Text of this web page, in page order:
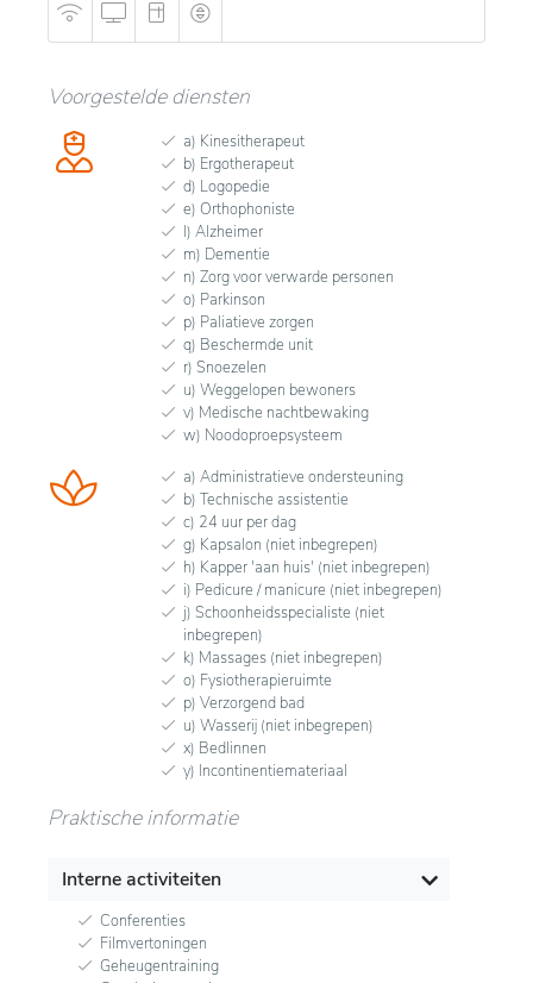
Voorgestelde diensten
a) Kinesitherapeut
b) Ergotherapeut
d) Logopedie
e) Orthophoniste
l) Alzheimer
m) Dementie
n) Zorg voor verwarde personen
o) Parkinson
p) Paliatieve zorgen
q) Beschermde unit
r) Snoezelen
u) Weggelopen bewoners
v) Medische nachtbewaking
w) Noodoproepsysteem
a) Administratieve ondersteuning
b) Technische assistentie
c) 24 uur per dag
g) Kapsalon (niet inbegrepen)
h) Kapper 'aan huis' (niet inbegrepen)
i) Pedicure / manicure (niet inbegrepen)
j) Schoonheidsspecialiste (niet
inbegrepen)
k) Massages (niet inbegrepen)
o) Fysiotherapieruimte
p) Verzorgend bad
u) Wasserij (niet inbegrepen)
x) Bedlinnen
y) Incontinentiemateriaal
Praktische informatie
Interne activiteiten
Conferenties
Filmvertoningen
Geheugentraining